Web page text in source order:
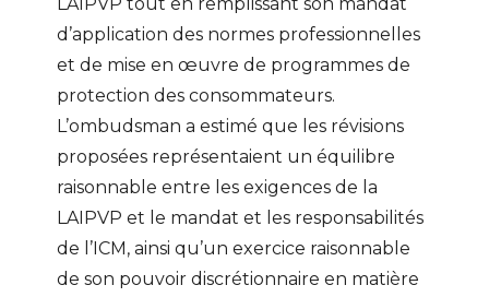
d’application des normes professionnelles
et de mise en œuvre de programmes de
protection des consommateurs.
L’ombudsman a estimé que les révisions
proposées représentaient un équilibre
raisonnable entre les exigences de la
LAIPVP et le mandat et les responsabilités
de l’ICM, ainsi qu’un exercice raisonnable
de son pouvoir discrétionnaire en matière